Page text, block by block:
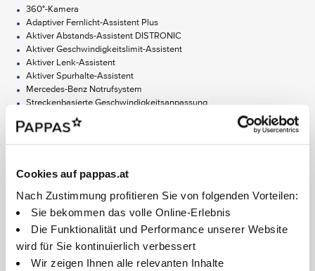
Cookies auf pappas.at
Nach Zustimmung profitieren Sie von folgenden Vorteilen:
Sie bekommen das volle Online-Erlebnis
Die Funktionalität und Performance unserer Website
wird für Sie kontinuierlich verbessert
Wir zeigen Ihnen alle relevanten Inhalte
360°-Kamera
Adaptiver Fernlicht-Assistent Plus
Aktiver Abstands-Assistent DISTRONIC
Aktiver Geschwindigkeitslimit-Assistent
Aktiver Lenk-Assistent
Aktiver Spurhalte-Assistent
Mercedes-Benz Notrufsystem
Streckenbasierte Geschwindigkeitsanpassung
Totwinkel-Assistent
Aktiver Park-Assistent mit PARKTRONIC
Head-up-Display
Apple CarPlay
Burmester Surround-Soundsystem
MBUX Multimediasystem
Android Auto
Nach Ablauf von limitierten Laufzeiten können "Digital Extras" kostenpflichtig im
entsprechende Fahrzeug angeboten werden.
Die Nutzung der "Digitalen Extras" setzt die dauerhafte Annahme deren
gültigen Fassung, die dauerhafte Verknüpfung von Fahrzeugs und Mercedes-Benz
Informationen zur Aktivierung einiger Digitaler Extras im verknüpften Fahrzeug und -